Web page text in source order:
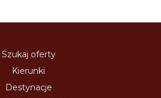
Szukaj oferty
Kierunki
Destynacje